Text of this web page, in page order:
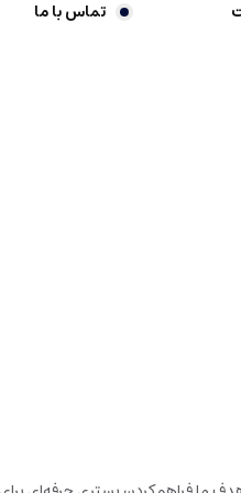
تماس با ما